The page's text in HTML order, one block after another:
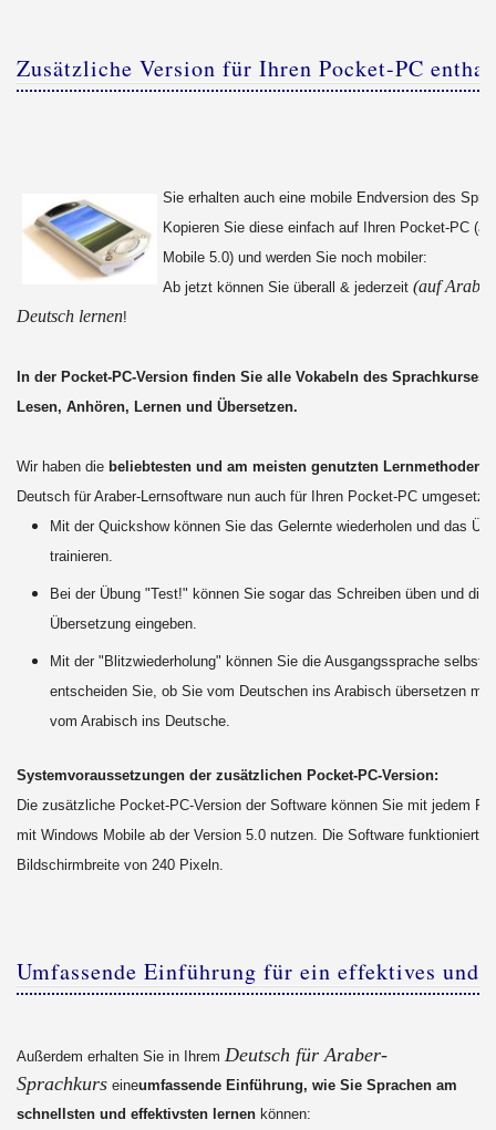
Zusätzliche Version für Ihren Pocket-PC
Sie erhalten auch eine mobile Endversion des
Kopieren Sie diese einfach auf Ihren Pocket-PC
Mobile 5.0) und werden Sie noch mobiler:
Ab jetzt können Sie überall & jederzeit (auf
Deutsch lernen!
In der Pocket-PC-Version finden Sie alle Vokabeln des Sprachkurses
Lesen, Anhören, Lernen und Übersetzen.
Wir haben die beliebtesten und am meisten genutzten Lernmethoden
Deutsch für Araber-Lernsoftware nun auch für Ihren Pocket-PC umgesetzt:
Mit der Quickshow können Sie das Gelernte wiederholen und das
trainieren.
Bei der Übung "Test!" können Sie sogar das Schreiben üben und die
Übersetzung eingeben.
Mit der "Blitzwiederholung" können Sie die Ausgangssprache selbst
entscheiden Sie, ob Sie vom Deutschen ins Arabisch übersetzen
vom Arabisch ins Deutsche.
Systemvoraussetzungen der zusätzlichen Pocket-PC-Version:
Die zusätzliche Pocket-PC-Version der Software können Sie mit jedem
mit Windows Mobile ab der Version 5.0 nutzen. Die Software funktioniert
Bildschirmbreite von 240 Pixeln.
Umfassende Einführung für ein effektives und
Außerdem erhalten Sie in Ihrem Deutsch für Araber-
Sprachkurseineumfassende Einführung, wie Sie Sprachen am
schnellsten und effektivsten lernenkönnen: